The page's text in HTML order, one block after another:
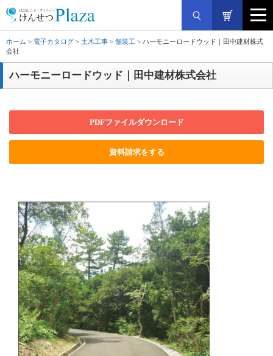
ホーム > 電子カタログ > 土木工事 > 舗装工 > ハーモニーロードウッド｜田中建材株式
会社
ハーモニーロードウッド｜田中建材株式会社
PDFファイルダウンロード
資料請求をする